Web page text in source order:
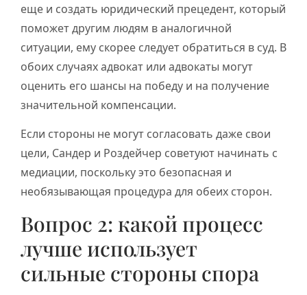
еще и создать юридический прецедент, который
поможет другим людям в аналогичной
ситуации, ему скорее следует обратиться в суд. В
обоих случаях адвокат или адвокаты могут
оценить его шансы на победу и на получение
значительной компенсации.
Если стороны не могут согласовать даже свои
цели, Сандер и Роздейчер советуют начинать с
медиации, поскольку это безопасная и
необязывающая процедура для обеих сторон.
Вопрос 2: какой процесс
лучше использует
сильные стороны спора